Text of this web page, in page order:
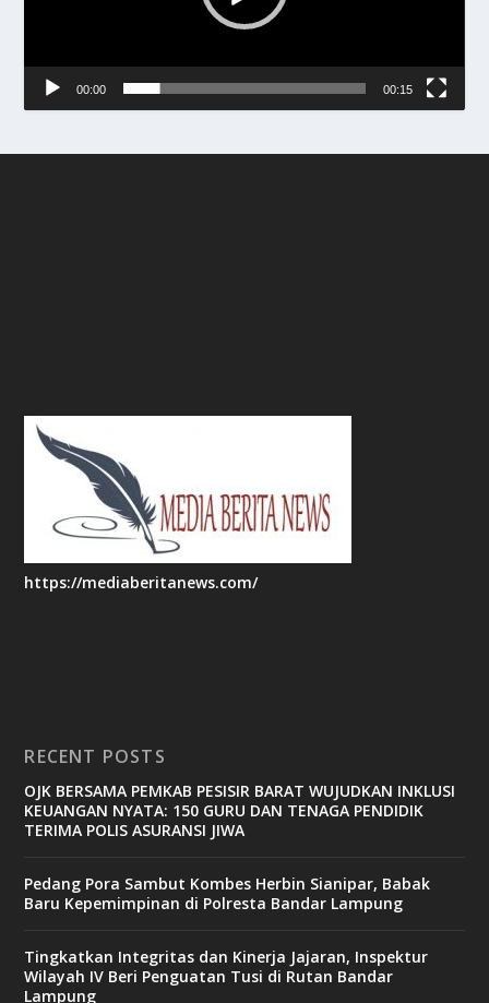
00:00 00:15
https://mediaberitanews.com/
RECENT POSTS
OJK BERSAMA PEMKAB PESISIR BARAT WUJUDKAN INKLUSI
KEUANGAN NYATA: 150 GURU DAN TENAGA PENDIDIK
TERIMA POLIS ASURANSI JIWA
Pedang Pora Sambut Kombes Herbin Sianipar, Babak
Baru Kepemimpinan di Polresta Bandar Lampung
Tingkatkan Integritas dan Kinerja Jajaran, Inspektur
Wilayah IV Beri Penguatan Tusi di Rutan Bandar
Lampung